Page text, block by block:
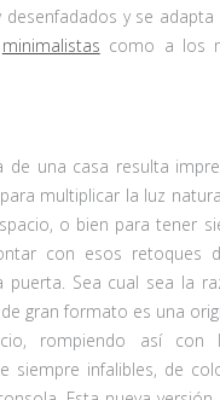
desenfadados y se
minimalistas como a los
de una casa resulta
multiplicar la luz
o bien para tener
con esos retoques
Sea cual sea la
de gran formato es una
rompiendo así con
siempre infalibles, de